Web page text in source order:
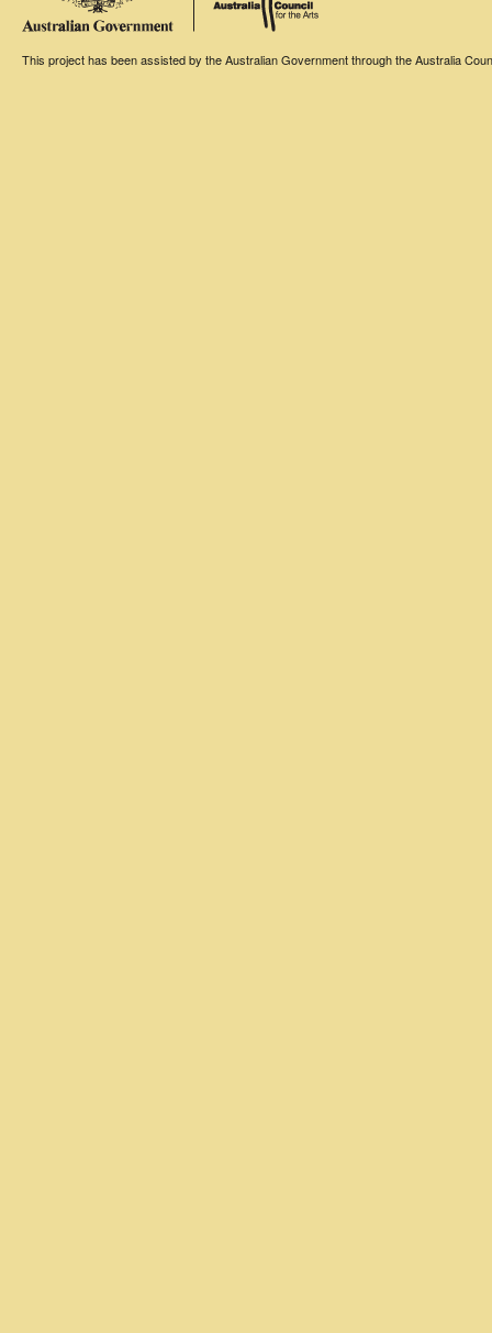
This project has been assisted by the Australian Government through the Australia